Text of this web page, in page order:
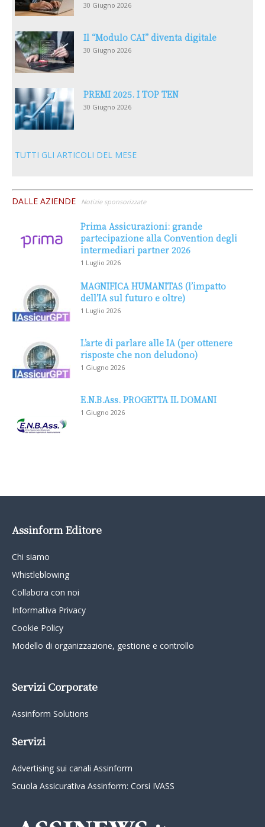
30 Giugno 2026
Il “Modulo CAI” diventa digitale
30 Giugno 2026
PREMI 2025. I TOP TEN
30 Giugno 2026
TUTTI GLI ARTICOLI DEL MESE
DALLE AZIENDE Notizie sponsorizzate
Prima Assicurazioni: grande
partecipazione alla Convention degli
intermediari partner 2026
1 Luglio 2026
MAGNIFICA HUMANITAS (l’impatto
dell’IA sul futuro e oltre)
1 Luglio 2026
L’arte di parlare alle IA (per ottenere
risposte che non deludono)
1 Giugno 2026
E.N.B.Ass. PROGETTA IL DOMANI
1 Giugno 2026
Assinform Editore
Chi siamo
Whistleblowing
Collabora con noi
Informativa Privacy
Cookie Policy
Modello di organizzazione, gestione e controllo
Servizi Corporate
Assinform Solutions
Servizi
Advertising sui canali Assinform
Scuola Assicurativa Assinform: Corsi IVASS